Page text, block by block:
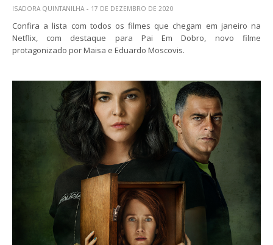
ISADORA QUINTANILHA 17 DE DEZEMBRO DE 2020
Confira a lista com todos os filmes que chegam em janeiro na
Netflix, com destaque para Pai Em Dobro, novo filme
protagonizado por Maisa e Eduardo Moscovis.